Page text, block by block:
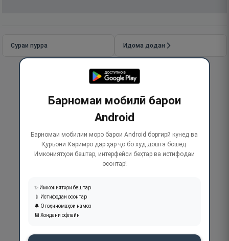
Сураи пурра Идома додан
Барномаи мобилӣ барои
Android
Барномаи мобилии моро барои Android боргирӣ кунед ва
Қуръони Каримро дар ҳар ҷо бо худ дошта бошед.
Имкониятҳои бештар, интерфейси беҳтар ва истифодаи
осонтар!
✨ Имкониятҳои бештар
📱 Истифодаи осонтар
🔔 Огоҳиномаҳои намоз
💾 Хондани офлайн